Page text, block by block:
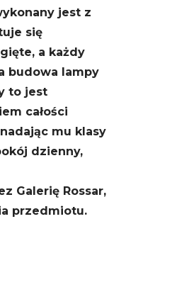
jest z
się
a każdy
budowa lampy
to jest
całości
mu klasy
dzienny,
Galerię Rossar,
przedmiotu.